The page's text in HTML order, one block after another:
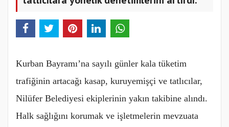
Kurban Bayramı’na sayılı günler kala tüketim
trafiğinin artacağı kasap, kuruyemişçi ve tatlıcılar,
Nilüfer Belediyesi ekiplerinin yakın takibine alındı.
Halk sağlığını korumak ve işletmelerin mevzuata